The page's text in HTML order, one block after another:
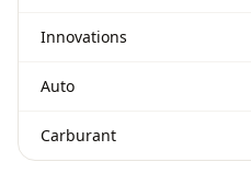
Innovations
Auto
Carburant